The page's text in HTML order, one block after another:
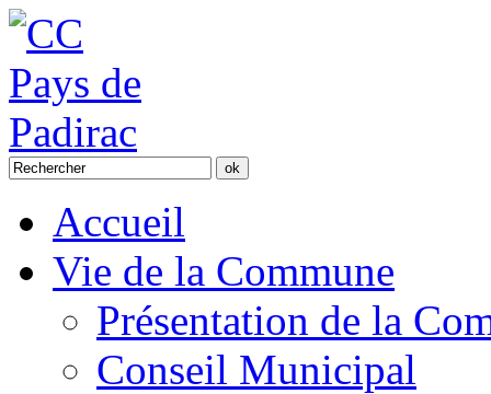
Accueil
Vie de la Commune
Présentation de la
Conseil Municipal